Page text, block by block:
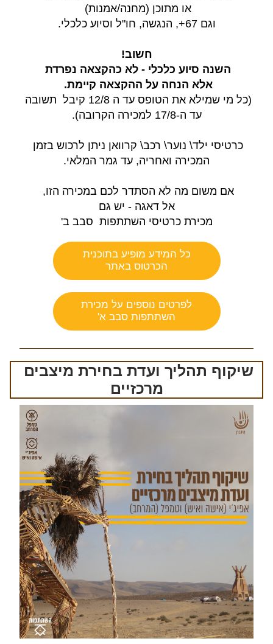
או מתוכן (מחנה/אמנות)
וגם 67+, הנגשה, חו"ל וסיוע כלכלי.
חשוב!
השנה סיוע כלכלי - לא כהקצאה נפרדת
אלא הנחה על ההקצאה קיימת.
עד ה-17/8 למכירה הקרובה).
המכירה ואחריה, עד גמר המלאי.
אם משום מה לא הסתדר לכם במכירה הזו,
אל דאגה - יש גם
מכירת כרטיסי השתתפות  סבב ב'
כל המידע מופיע בתוכנית
הכרטוס באתר
לפרטים נוספים על מכירת
השתתפות סבב א'
מרכזיים